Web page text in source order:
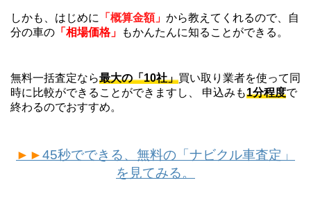
しかも、はじめに 「概算金額」 から教えてくれるので、自
分の車の 「相場価格」 もかんたんに知ることができる。
無料一括査定なら最大の「10社」買い取り業者を使って同
時に比較ができることができますし、 申込みも1分程度で
終わるのでおすすめ。
►►45秒でできる、無料の「ナビクル車査定」
を見てみる。